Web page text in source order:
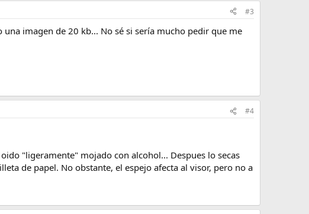
#3
imagen de 20 kb... No sé si sería mucho pedir que me
#4
"ligeramente" mojado con alcohol... Despues lo secas
de papel. No obstante, el espejo afecta al visor, pero no a